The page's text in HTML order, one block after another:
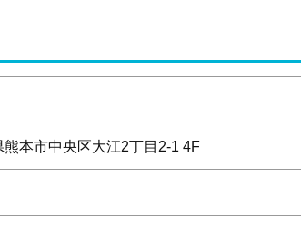
本市中央区大江2丁目2-1 4F